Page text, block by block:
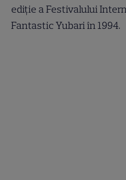
ediție a Festivalului
Fantastic Yubari în 1994.